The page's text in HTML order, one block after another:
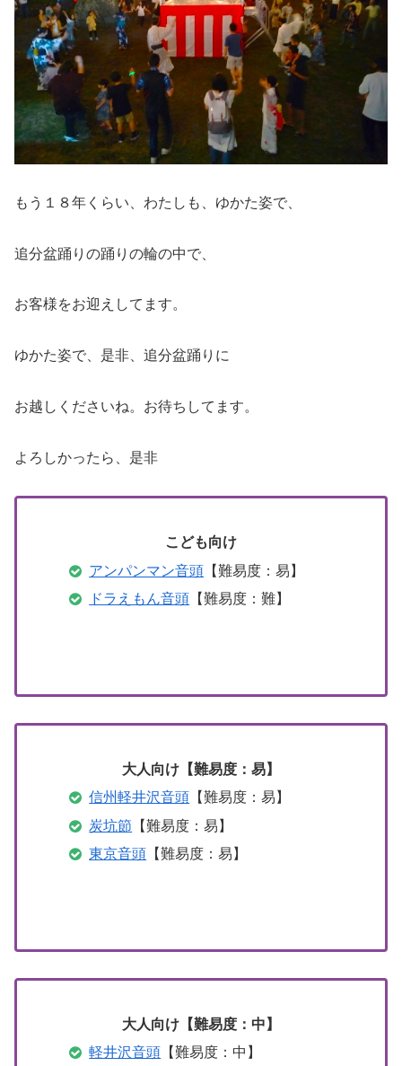
もう１８年くらい、わたしも、ゆかた姿で、
追分盆踊りの踊りの輪の中で、
お客様をお迎えしてます。
ゆかた姿で、是非、追分盆踊りに
お越しくださいね。お待ちしてます。
よろしかったら、是非
こども向け
アンパンマン音頭 【難易度：易】
ドラえもん音頭 【難易度：難】
大人向け【難易度：易】
信州軽井沢音頭 【難易度：易】
炭坑節 【難易度：易】
東京音頭 【難易度：易】
大人向け【難易度：中】
軽井沢音頭 【難易度：中】